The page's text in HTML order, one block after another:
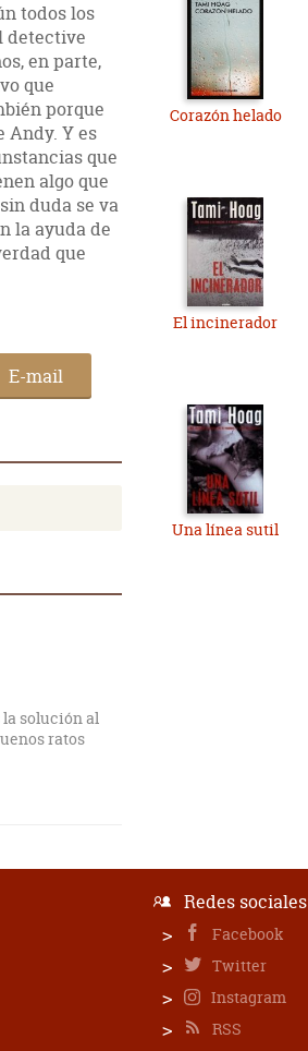
todos los
detective
en parte,
que
porque
Andy. Y es
que
algo que
duda se va
la ayuda de
que
E-mail
la solución al
ratos
Corazón helado
El incinerador
Una línea sutil
Redes sociales
Facebook
Twitter
Instagram
RSS